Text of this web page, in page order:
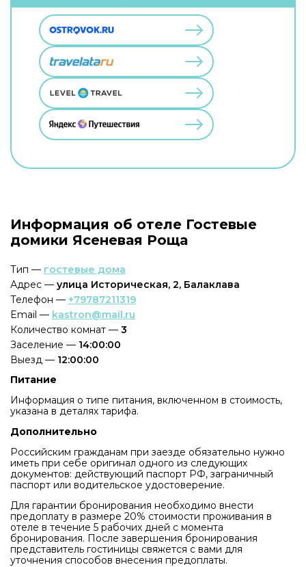
Информация об отеле Гостевые
домики Ясеневая Роща
Тип — гостевые дома
Адрес — улица Историческая, 2, Балаклава
Телефон — +79787211319
Email — kastron@mail.ru
Количество комнат — 3
Заселение — 14:00:00
Выезд — 12:00:00
Питание
Информация о типе питания, включенном в стоимость,
указана в деталях тарифа.
Дополнительно
Российским гражданам при заезде обязательно нужно
иметь при себе оригинал одного из следующих
документов: действующий паспорт РФ, заграничный
паспорт или водительское удостоверение.
Для гарантии бронирования необходимо внести
предоплату в размере 20% стоимости проживания в
отеле в течение 5 рабочих дней с момента
бронирования. После завершения бронирования
представитель гостиницы свяжется с вами для
уточнения способов внесения предоплаты.